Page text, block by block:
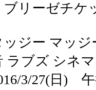
ブリーゼチケ
ジー マッジ
ブズ シネマ
3/27(日)